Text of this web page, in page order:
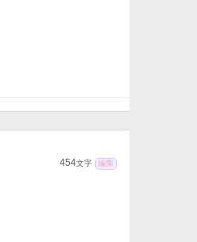
454文字 編集